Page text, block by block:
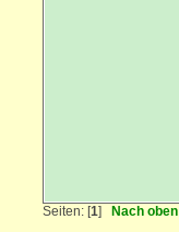
Seiten: [1]Nach oben